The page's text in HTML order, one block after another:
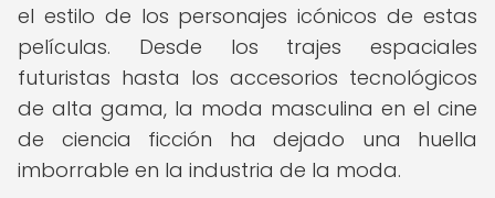
el estilo de los personajes icónicos de estas
películas. Desde los trajes espaciales
futuristas hasta los accesorios tecnológicos
de alta gama, la moda masculina en el cine
de ciencia ficción ha dejado una huella
imborrable en la industria de la moda.